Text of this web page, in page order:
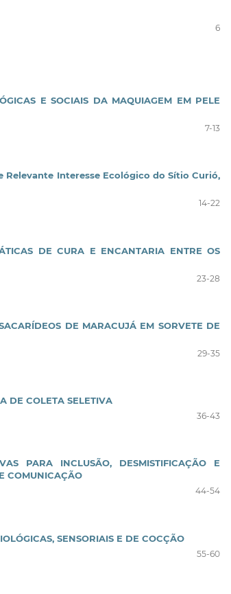
6
E SOCIAIS DA MAQUIAGEM EM PELE
7-13
Relevante Interesse Ecológico do Sítio Curió,
14-22
DE CURA E ENCANTARIA ENTRE OS
23-28
DE MARACUJÁ EM SORVETE DE
29-35
DE COLETA SELETIVA
36-43
PARA INCLUSÃO, DESMISTIFICAÇÃO E
COMUNICAÇÃO
44-54
SENSORIAIS E DE COCÇÃO
55-60